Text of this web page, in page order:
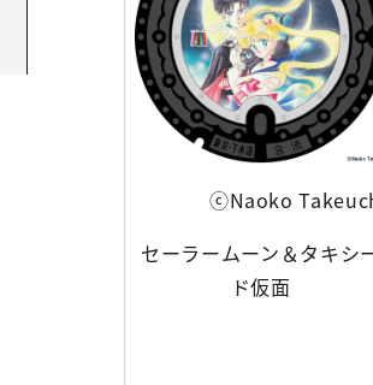
ⓒNaoko
セーラームーン＆タキシ
ド仮面